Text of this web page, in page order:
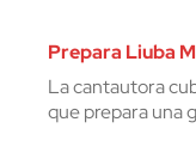
Prepara Liuba
La cantautora
que prepara una